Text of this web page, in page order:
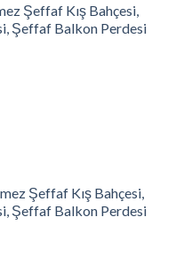
Şeffaf Kış Bahçesi,
Şeffaf Balkon Perdesi
Şeffaf Kış Bahçesi,
Şeffaf Balkon Perdesi